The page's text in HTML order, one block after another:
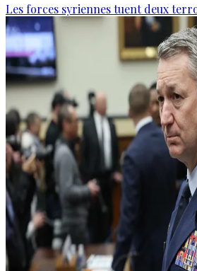
Les forces syriennes tuent deux